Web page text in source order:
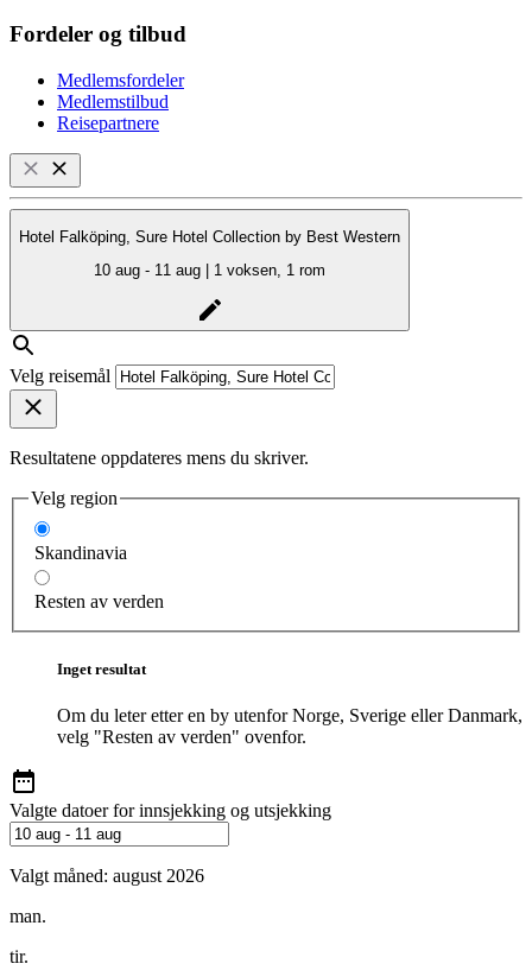
Fordeler og tilbud
Medlemsfordeler
Medlemstilbud
Reisepartnere
Hotel Falköping, Sure Hotel Collection by Best Western
10 aug - 11 aug | 1 voksen, 1 rom
Velg reisemål
Resultatene oppdateres mens du skriver.
Velg region
Skandinavia
Resten av verden
Inget resultat
Om du leter etter en by utenfor Norge, Sverige eller Danmark,
velg "Resten av verden" ovenfor.
Valgte datoer for innsjekking og utsjekking
Valgt måned: august 2026
man.
tir.